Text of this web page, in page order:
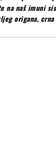
na naš imuni
origana, crna